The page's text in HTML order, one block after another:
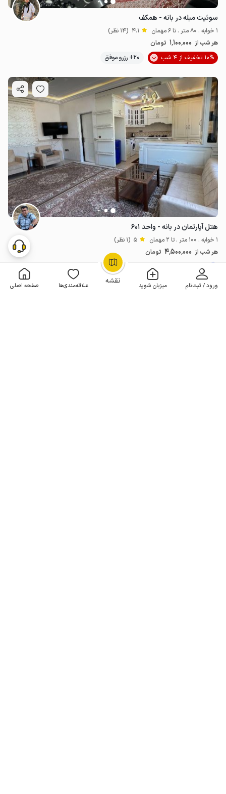
نقشه ورود / ثبت‌نام میزبان شوید علاقه‌مندی‌ها صفحه اصلی
OpenStreetMap
سوئیت مبله در بانه - همکف
1 خوابه . 80 متر . تا 6 مهمان 4.1 (14 نظر)
هر شب از 1٬100٬000 تومان
10% تخفیف از 4 شب
20+ رزرو موفق
هتل آپارتمان در بانه - واحد ۶۰۱
1 خوابه . 100 متر . تا 2 مهمان 5 (1 نظر)
هر شب از 4٬500٬000 تومان
موقعیت در نقشه